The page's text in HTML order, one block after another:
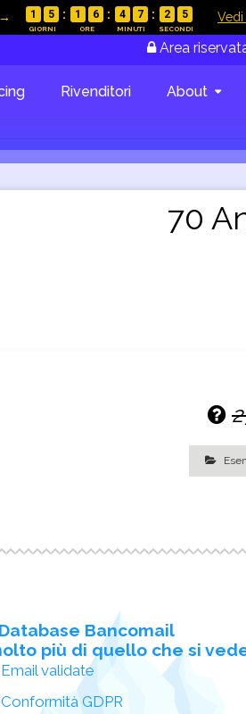
1 5 1 6 4 7 2 4 Vedi
Area
Rivenditori About
70
Bancomail
più di quello che si
Email validate
Conformità GDPR